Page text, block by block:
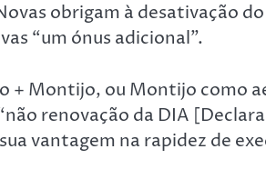
obrigam à desativação
“um ónus adicional”.
+ Montijo, ou Montijo como
renovação da DIA
vantagem na rapidez de